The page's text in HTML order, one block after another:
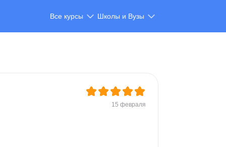
Все курсы Школы и Вузы
15 февраля